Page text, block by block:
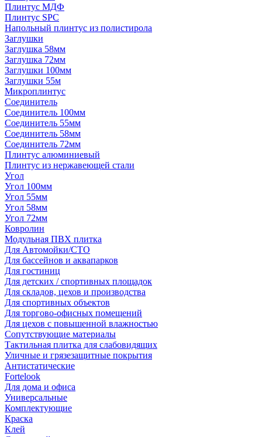
Плинтус МДФ
Плинтус SPC
Напольный плинтус из полистирола
Заглушки
Заглушка 58мм
Заглушка 72мм
Заглушки 100мм
Заглушки 55м
Микроплинтус
Соединитель
Соединитель 100мм
Соединитель 55мм
Соединитель 58мм
Соединитель 72мм
Плинтус алюминиевый
Плинтус из нержавеющей стали
Угол
Угол 100мм
Угол 55мм
Угол 58мм
Угол 72мм
Ковролин
Модульная ПВХ плитка
Для Автомойки/СТО
Для бассейнов и аквапарков
Для гостиниц
Для детских / спортивных площадок
Для складов, цехов и производства
Для спортивных объектов
Для торгово-офисных помещений
Для цехов с повышенной влажностью
Сопутствующие материалы
Тактильная плитка для слабовидящих
Уличные и грязезащитные покрытия
Антистатические
Fortelook
Для дома и офиса
Универсальные
Комплектующие
Краска
Клей